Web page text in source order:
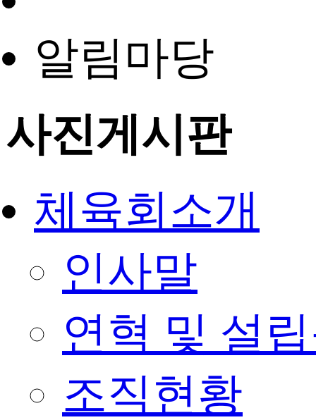
알림마당
사진게시판
체육회소개
인사말
연혁 및 설
조직현황